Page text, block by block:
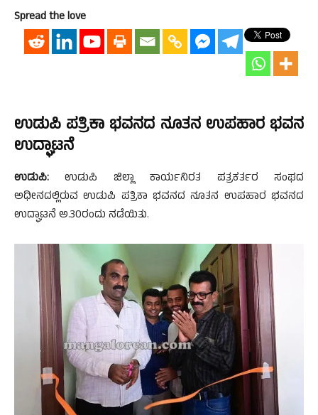
Spread the love
ಉಡುಪಿ ಪತ್ರಿಕಾ ಭವನದ ನೂತನ ಉಪಹಾರ ಭವನ
ಉದ್ಘಾಟನೆ
ಉಡುಪಿ: ಉಡುಪಿ ಜಿಲ್ಲಾ ಕಾರ್ಯನಿರತ ಪತ್ರಕರ್ತರ ಸಂಘದ
ಅಧೀನದಲ್ಲಿರುವ ಉಡುಪಿ ಪತ್ರಿಕಾ ಭವನದ ನೂತನ ಉಪಹಾರ ಭವನದ
ಉದ್ಘಾಟನೆ ಅ.30ರಂದು ನಡೆಯಿತು.